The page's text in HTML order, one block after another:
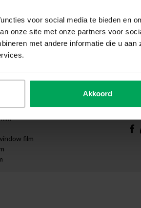
voor social media te bieden en
onze site met onze partners voor
met andere informatie die u aan
Akkoord
size
film
film